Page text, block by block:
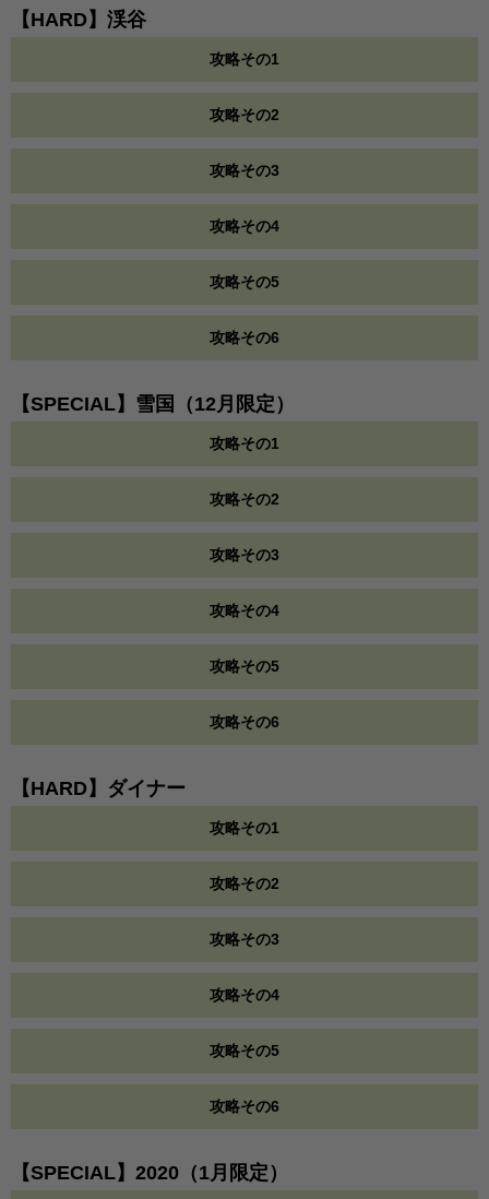
【HARD】渓谷
攻略その1
攻略その2
攻略その3
攻略その4
攻略その5
攻略その6
【SPECIAL】雪国（12月限定）
攻略その1
攻略その2
攻略その3
攻略その4
攻略その5
攻略その6
【HARD】ダイナー
攻略その1
攻略その2
攻略その3
攻略その4
攻略その5
攻略その6
【SPECIAL】2020（1月限定）